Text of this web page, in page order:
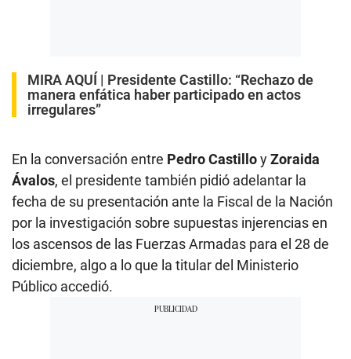
MIRA AQUÍ | Presidente Castillo: “Rechazo de
manera enfática haber participado en actos
irregulares”
En la conversación entre Pedro CastilloyZoraida
Ávalos, el presidente también pidió adelantar la
fecha de su presentación ante la Fiscal de la Nación
por la investigación sobre supuestas injerencias en
los ascensos de las Fuerzas Armadas para el 28 de
diciembre, algo a lo que la titular del Ministerio
Público accedió.